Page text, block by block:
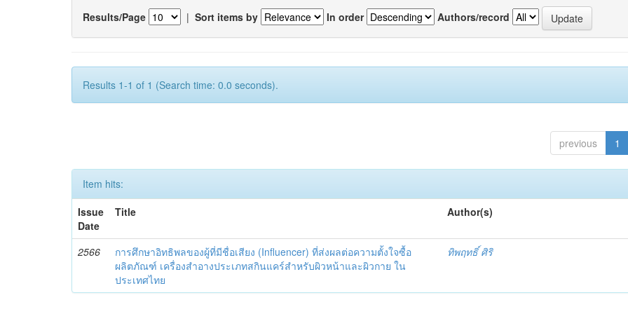
Results/Page | Sort items by In order Authors/record
Results 1-1 of 1 (Search time: 0.0 seconds).
previous 1
Item hits:
Issue
Date
Title Author(s)
2566
การศึกษาอิทธิพลของผู้ที่มีชื่อเสียง (Influencer) ที่ส่งผลต่อความตั้งใจซื้อ
ผลิตภัณฑ์ เครื่องสำอางประเภทสกินแคร์สำหรับผิวหน้าและผิวกาย ใน
ประเทศไทย
ทิพฤทธิ์ ศิริ